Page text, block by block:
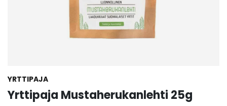
YRTTIPAJA
Yrttipaja Mustaherukanlehti 25g